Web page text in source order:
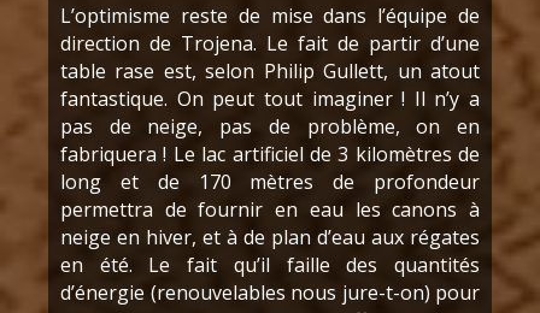
L’optimisme reste de mise dans l’équipe de
direction de Trojena. Le fait de partir d’une
table rase est, selon Philip Gullett, un atout
fantastique. On peut tout imaginer ! Il n’y a
pas de neige, pas de problème, on en
fabriquera ! Le lac artificiel de 3 kilomètres de
long et de 170 mètres de profondeur
permettra de fournir en eau les canons à
neige en hiver, et à de plan d’eau aux régates
en été. Le fait qu’il faille des quantités
d’énergie (renouvelables nous jure-t-on) pour